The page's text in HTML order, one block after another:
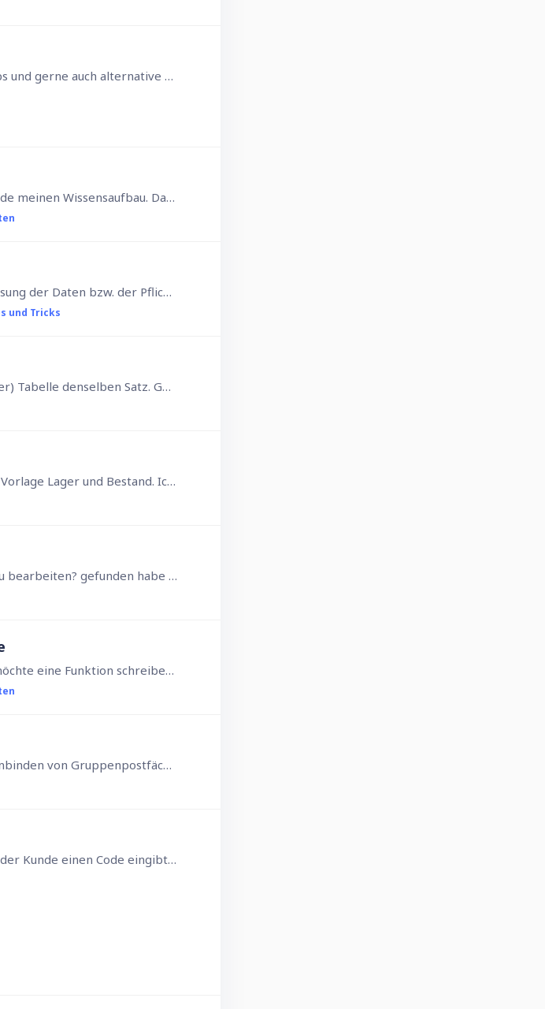
Hallo zusammen, ich habe folgende Frage und bitte um Antworten und Tipps und gerne auch alternative bessere Lösungen: Ich möchte über ein dynamisches Auswahlfeld steuern wer bestimmte Datensätze in…
Hallo liebes Ninox-Forum, ich bin neu in der Welt von Ninox und starte gerade meinen Wissensaufbau. Daher heute eine Frage zum Thema "Berechtigungen". Gibt es eine Möglichkeit, die Inhalte (Datenbank,…
Wenn ein User einen neuen Datensatz anlegen möchte und er vor der Erfassung der Daten bzw. der Pflichtfelder prozessual unterbrochen wird, wird dennoch ein neuer - leerer Datensatz angelegt.…
und Tricks
Moin, Ich möchte|muss recht viele Felder erstellen. Quasi in vielen (fast jeder) Tabelle denselben Satz. Geht das eleganter, als in jeder einzelnen Tabelle diese per Klick's erstellen und einstellen…
Hallo zusammen, ich nutze seit längerem Ninox und arbeite sehr viel in der Vorlage Lager und Bestand. Ich habe einmal eine Tabelle "Artikel" und möchte dort die Lagerbuchungen von insgesamt 4 lagern…
Hallo , wo kann ich die vorhandenen Rechte finden um sie zu löschen oder zu bearbeiten? gefunden habe ich das Anlegen neuer Rechte:…
Hey, ich bin grade auf der Suche nach einer Lösung für unser Problem. Ich möchte eine Funktion schreiben die einen Datensatz nach 10 Jahren löscht, aber vorher eine E-Mail sendet,…
Hallo zusammen, wir sind aktuell auf der Suche nach einer Lösung für das Einbinden von Gruppenpostfächern in Ninox. Ziel ist es, dass die einzelnen User jeweils E-Mail aus gemeinsam genutzten…
Hallo, ich möchte in meiner Tabelle ein Feld erstellen, wo der Mitarbeiter oder Kunde einen Code eingibt und danach die Berechtigung erhält ein Formular oder Datei zu öffnen.…